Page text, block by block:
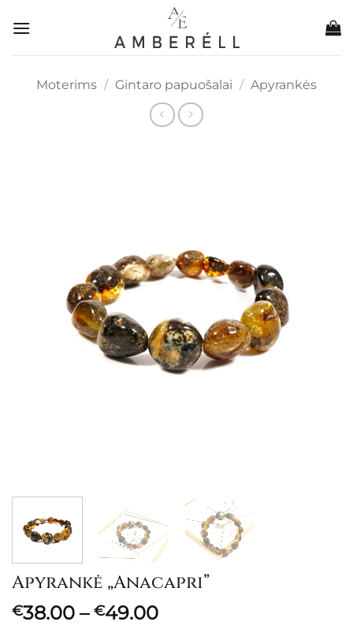
Moterims / Gintaro papuošalai / Apyrankės
Apyrankė „Anacapri”
€38.00 – €49.00Price